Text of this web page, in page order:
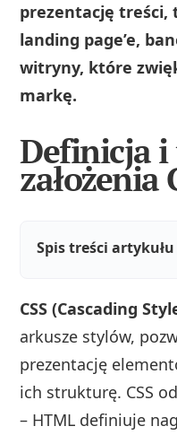
prezentację treści,
landing page’e,
witryny, które
markę.
Definicja i
założenia
Spis treści artykułu
CSS (Cascading
arkusze stylów,
prezentację
ich strukturę. CSS
– HTML definiuje